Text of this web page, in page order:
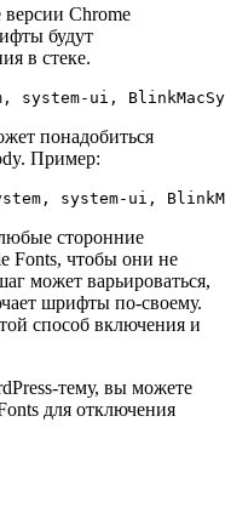
Chrome
будут
в стеке.
system-ui,
понадобиться
Пример:
system-ui,
сторонние
Fonts, чтобы они не
может варьироваться,
шрифты по-своему.
способ включения и
тему, вы можете
для отключения